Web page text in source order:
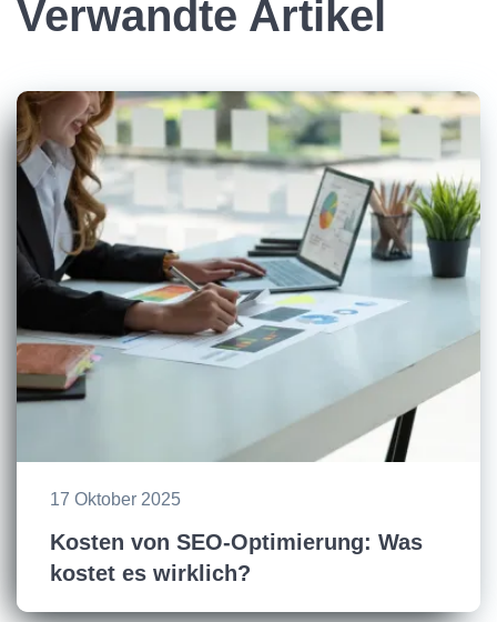
Verwandte Artikel
17 Oktober 2025
Kosten von SEO-Optimierung: Was
kostet es wirklich?